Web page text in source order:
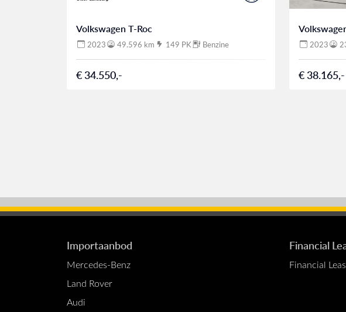
Volkswagen T-Roc
2023 49.596 km 149 PK Benzine
€ 34.550,-
2023
€ 38.165,-
Importaanbod
Mercedes-Benz
Land Rover
Audi
Financial
Financial